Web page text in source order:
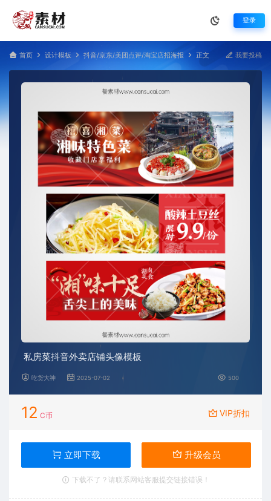
登录
首页 设计模板 抖音/京东/美团点评/淘宝店招海报 正文 我要投稿
私房菜抖音外卖店铺头像模板
吃货大神 2025-07-02 500
12 C币 VIP折扣
立即下载 升级会员
下载不了？请联系网站客服提交链接错误！